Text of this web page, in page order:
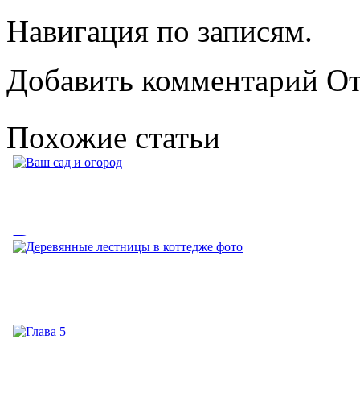
Навигация по записям.
Добавить комментарий
Похожие статьи
Ваш сад и огород
Деревянные лестницы в